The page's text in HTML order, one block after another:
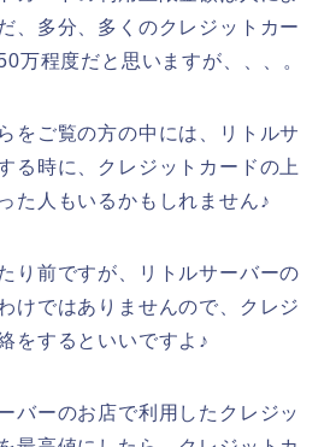
、多分、多くのクレジットカー
万程度だと思いますが、、、。
をご覧の方の中には、リトルサ
る時に、クレジットカードの上
た人もいるかもしれません♪
り前ですが、リトルサーバーの
けではありませんので、クレジ
をするといいですよ♪
バーのお店で利用したクレジッ